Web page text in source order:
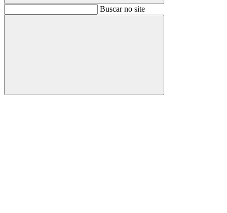
BuscarBuscar no site
Buscar